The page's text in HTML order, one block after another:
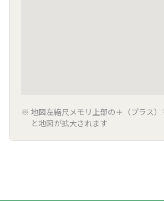
地図左縮尺メモリ上部の＋（プラス
と地図が拡大されます